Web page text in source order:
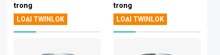
trong
LOẠI TWINLOK
trong
LOẠI TWINLOK